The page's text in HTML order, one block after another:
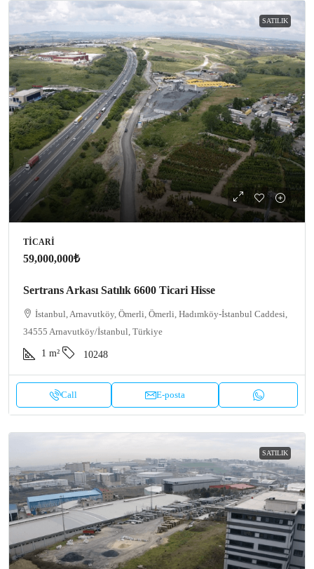
SATILIK
TICARI
59,000,000₺
Sertrans Arkası Satılık 6600 Ticari Hisse
İstanbul, Arnavutköy, Ömerli, Ömerli, Hadımköy-İstanbul Caddesi,
34555 Arnavutköy/İstanbul, Türkiye
1 m² 10248
Call E-posta
SATILIK